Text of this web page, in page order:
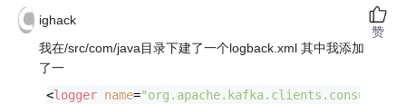
ighack
我在/src/com/java目录下建了一个logback.xml 其中我添加
了一
<logger name="org.apache.kafka.clients.consumer"
赞